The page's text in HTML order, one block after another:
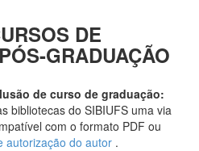
DE
GRADUAÇÃO
de curso de graduação:
bibliotecas do SIBIUFS uma via
com o formato PDF ou
autorização do autor .